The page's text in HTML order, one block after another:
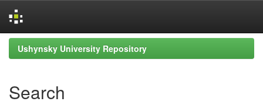
Skip
navigation
Ushynsky University Repository
Search